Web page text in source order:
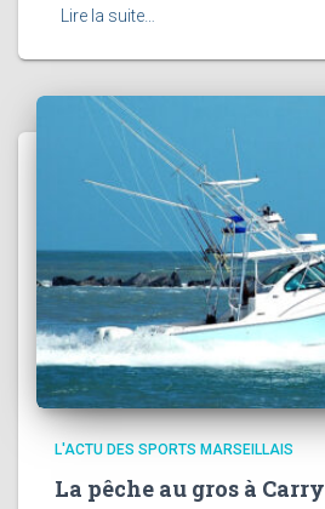
Lire la suite…
L'ACTU DES SPORTS MARSEILLAIS
La pêche au gros à Carry